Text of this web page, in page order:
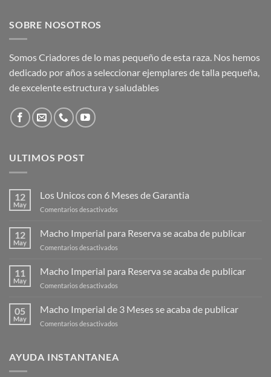
SOBRE NOSOTROS
Somos Criadores de lo mas pequeño de esta raza. Nos hemos
dedicado por años a seleccionar ejemplares de talla pequeña,
de excelente estructura y saludables
ULTIMOS POST
12
May
Los Unicos con 6 Meses de Garantia
Comentarios desactivados
Unicos
con
de
12
May
Macho Imperial para Reserva se acaba de publicar
Comentarios desactivados
Imperial
para
acaba
11
May
Macho Imperial para Reserva se acaba de publicar
Comentarios desactivados
Imperial
para
de
05
May
Macho Imperial de 3 Meses se acaba de publicar
Comentarios desactivados
AYUDA INSTANTANEA